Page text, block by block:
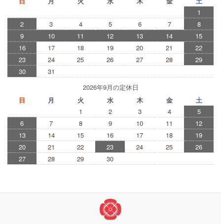
1
2
3 4 5 6 7
8
9
10 11 12 13 14
15
16
17 18 19 20 21
22
23
24 25 26 27 28
29
30
31
2026年9月の定休日
日
月 火 水 木 金
土
1
2 3 4
5
6
7 8 9 10 11
12
13
14 15 16 17 18
19
20
21 22 23 24 25
26
27
28 29 30